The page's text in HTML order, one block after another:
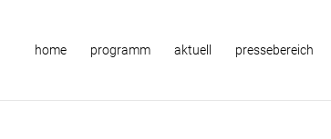
home programm aktuell pressebereich